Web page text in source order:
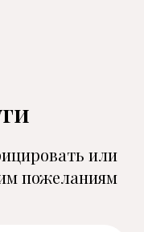
или
пожеланиям